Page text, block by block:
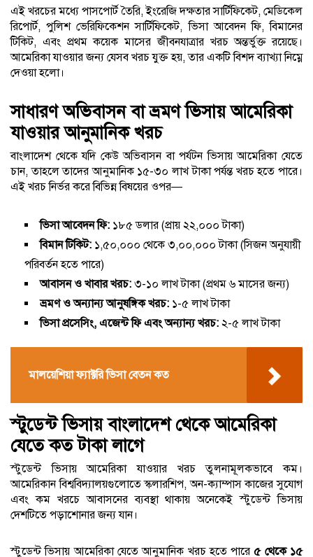
এই খরচের মধ্যে পাসপোর্ট তৈরি, ইংরেজি দক্ষতার সার্টিফিকেট, মেডিকেল
রিপোর্ট, পুলিশ ভেরিফিকেশন সার্টিফিকেট, ভিসা আবেদন ফি, বিমানের
টিকিট, এবং প্রথম কয়েক মাসের জীবনযাত্রার খরচ অন্তর্ভুক্ত রয়েছে।
আমেরিকা যাওয়ার জন্য যেসব খরচ যুক্ত হয়, তার একটি বিশদ ব্যাখ্যা নিম্নে
দেওয়া হলো।
সাধারণ অভিবাসন বা ভ্রমণ ভিসায় আমেরিকা
যাওয়ার আনুমানিক খরচ
বাংলাদেশ থেকে যদি কেউ অভিবাসন বা পর্যটন ভিসায় আমেরিকা যেতে
চান, তাহলে তাদের আনুমানিক ১৫-৩০ লাখ টাকা পর্যন্ত খরচ হতে পারে।
এই খরচ নির্ভর করে বিভিন্ন বিষয়ের ওপর—
ভিসা আবেদন ফি: ১৮৫ ডলার (প্রায় ২২,০০০ টাকা)
বিমান টিকিট: ১,৫০,০০০ থেকে ৩,০০,০০০ টাকা (সিজন অনুযায়ী
পরিবর্তন হতে পারে)
আবাসন ও খাবার খরচ: ৩-১০ লাখ টাকা (প্রথম ৬ মাসের জন্য)
ভ্রমণ ও অন্যান্য আনুষঙ্গিক খরচ: ১-৫ লাখ টাকা
ভিসা প্রসেসিং, এজেন্ট ফি এবং অন্যান্য খরচ: ২-৫ লাখ টাকা
মালয়েশিয়া ফ্যাক্টরি ভিসা বেতন কত
স্টুডেন্ট ভিসায় বাংলাদেশ থেকে আমেরিকা
যেতে কত টাকা লাগে
স্টুডেন্ট ভিসায় আমেরিকা যাওয়ার খরচ তুলনামূলকভাবে কম।
আমেরিকান বিশ্ববিদ্যালয়গুলোতে স্কলারশিপ, অন-ক্যাম্পাস কাজের সুযোগ
এবং কম খরচে আবাসনের ব্যবস্থা থাকায় অনেকেই স্টুডেন্ট ভিসায়
দেশটিতে পড়াশোনার জন্য যান।
স্টুডেন্ট ভিসায় আমেরিকা যেতে আনুমানিক খরচ হতে পারে৫ থেকে ১৫